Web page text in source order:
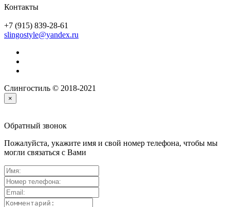
Контакты
+7 (915) 839-28-61
slingostyle@yandex.ru
Слингостиль © 2018-2021
×
Обратный звонок
Пожалуйста, укажите имя и свой номер телефона, чтобы мы
могли связаться с Вами